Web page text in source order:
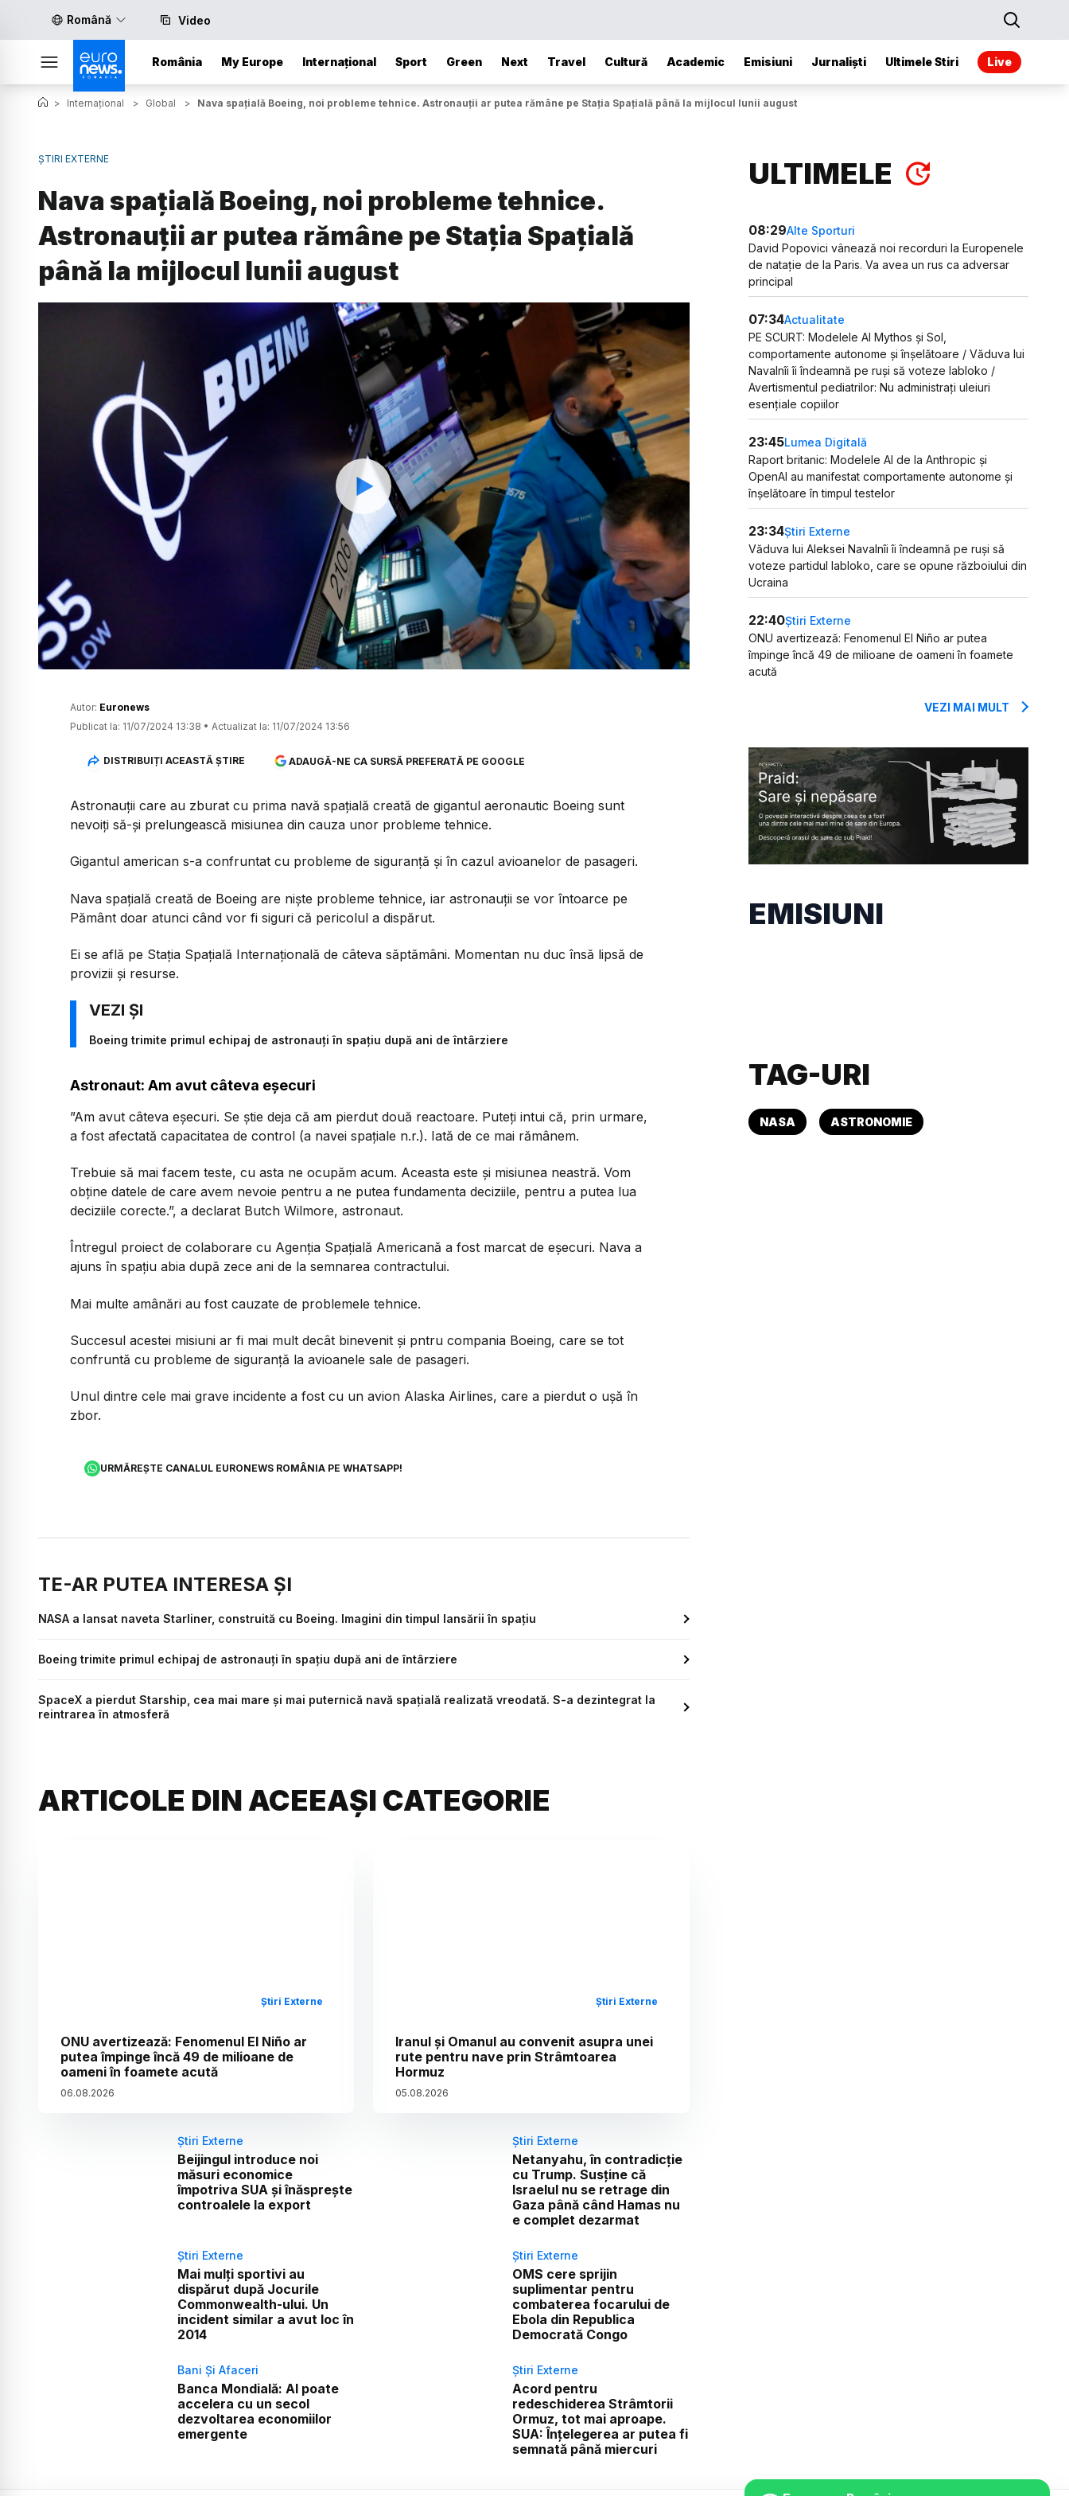
Română Video
România My Europe Internațional Sport Green Next Travel Cultură Academic Emisiuni Jurnaliști Ultimele Stiri Live
> Internațional > Global > Nava spațială Boeing, noi probleme tehnice. Astronauții ar putea rămâne pe Stația Spațială până la mijlocul lunii august
ȘTIRI EXTERNE
Nava spațială Boeing, noi probleme tehnice.
Astronauții ar putea rămâne pe Stația Spațială
până la mijlocul lunii august
Watch
Autor: Euronews
Publicat la: 11/07/2024 13:38 • Actualizat la: 11/07/2024 13:56
DISTRIBUIȚI ACEASTĂ ȘTIRE ADAUGĂ-NE CA SURSĂ PREFERATĂ PE GOOGLE
Astronauții care au zburat cu prima navă spațială creată de gigantul aeronautic Boeing sunt
nevoiți să-și prelungească misiunea din cauza unor probleme tehnice.
Gigantul american s-a confruntat cu probleme de siguranță și în cazul avioanelor de pasageri.
Nava spațială creată de Boeing are niște probleme tehnice, iar astronauții se vor întoarce pe
Pământ doar atunci când vor fi siguri că pericolul a dispărut.
Ei se află pe Stația Spațială Internațională de câteva săptămâni. Momentan nu duc însă lipsă de
provizii și resurse.
Boeing trimite primul echipaj de astronauți în spațiu după ani de întârziere
Astronaut: Am avut câteva eșecuri
”Am avut câteva eșecuri. Se știe deja că am pierdut două reactoare. Puteți intui că, prin urmare,
a fost afectată capacitatea de control (a navei spațiale n.r.). Iată de ce mai rămânem.
Trebuie să mai facem teste, cu asta ne ocupăm acum. Aceasta este și misiunea neastră. Vom
obține datele de care avem nevoie pentru a ne putea fundamenta deciziile, pentru a putea lua
deciziile corecte.”, a declarat Butch Wilmore, astronaut.
Întregul proiect de colaborare cu Agenția Spațială Americană a fost marcat de eșecuri. Nava a
ajuns în spațiu abia după zece ani de la semnarea contractului.
Mai multe amânări au fost cauzate de problemele tehnice.
Succesul acestei misiuni ar fi mai mult decât binevenit și pntru compania Boeing, care se tot
confruntă cu probleme de siguranță la avioanele sale de pasageri.
Unul dintre cele mai grave incidente a fost cu un avion Alaska Airlines, care a pierdut o ușă în
zbor.
URMĂREȘTE CANALUL EURONEWS ROMÂNIA PE WHATSAPP!
TE-AR PUTEA INTERESA ȘI
NASA a lansat naveta Starliner, construită cu Boeing. Imagini din timpul lansării în spațiu
Boeing trimite primul echipaj de astronauți în spațiu după ani de întârziere
SpaceX a pierdut Starship, cea mai mare și mai puternică navă spațială realizată vreodată. S-a dezintegrat la
reintrarea în atmosferă
ARTICOLE DIN ACEEAȘI CATEGORIE
Știri Externe
ONU avertizează: Fenomenul El Niño ar
putea împinge încă 49 de milioane de
oameni în foamete acută
06.08.2026
Știri Externe
Iranul și Omanul au convenit asupra unei
rute pentru nave prin Strâmtoarea
Hormuz
05.08.2026
Știri Externe
Beijingul introduce noi
măsuri economice
împotriva SUA și înăsprește
controalele la export
Știri Externe
Netanyahu, în contradicție
cu Trump. Susține că
Israelul nu se retrage din
Gaza până când Hamas nu
e complet dezarmat
Știri Externe
Mai mulți sportivi au
dispărut după Jocurile
Commonwealth-ului. Un
incident similar a avut loc în
2014
Știri Externe
OMS cere sprijin
suplimentar pentru
combaterea focarului de
Ebola din Republica
Democrată Congo
Bani Și Afaceri
Banca Mondială: AI poate
accelera cu un secol
dezvoltarea economiilor
emergente
Știri Externe
Acord pentru
redeschiderea Strâmtorii
Ormuz, tot mai aproape.
SUA: Înțelegerea ar putea fi
semnată până miercuri
ULTIMELE
08:29Alte Sporturi
David Popovici vânează noi recorduri la Europenele
de natație de la Paris. Va avea un rus ca adversar
principal
07:34Actualitate
PE SCURT: Modelele AI Mythos și Sol,
comportamente autonome și înșelătoare / Văduva lui
Navalnîi îi îndeamnă pe ruși să voteze Iabloko /
Avertismentul pediatrilor: Nu administrați uleiuri
esențiale copiilor
23:45Lumea Digitală
Raport britanic: Modelele AI de la Anthropic și
OpenAI au manifestat comportamente autonome și
înșelătoare în timpul testelor
23:34Știri Externe
Văduva lui Aleksei Navalnîi îi îndeamnă pe ruși să
voteze partidul Iabloko, care se opune războiului din
Ucraina
22:40Știri Externe
ONU avertizează: Fenomenul El Niño ar putea
împinge încă 49 de milioane de oameni în foamete
acută
VEZI MAI MULT
EMISIUNI
TAG-URI
NASA ASTRONOMIE